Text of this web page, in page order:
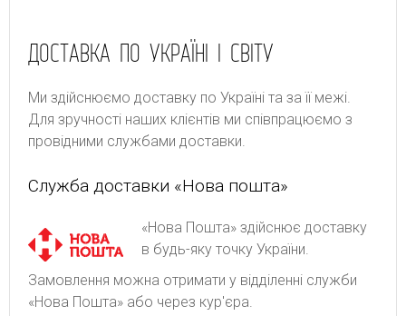
ДОСТАВКА ПО УКРАЇНІ І СВІТУ
Ми здійснюємо доставку по Україні та за її межі.
Для зручності наших клієнтів ми співпрацюємо з
провідними службами доставки.
Служба доставки «Нова пошта»
«Нова Пошта» здійснює доставку
в будь-яку точку України.
Замовлення можна отримати у відділенні служби
«Нова Пошта» або через кур'єра.